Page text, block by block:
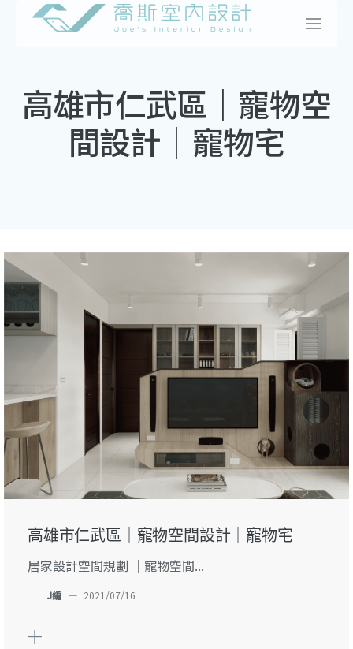
高雄市仁武區｜寵物空
間設計｜寵物宅
高雄市仁武區｜寵物空間設計｜寵物宅
居家設計空間規劃 ｜寵物空間...
J編 — 2021/07/16